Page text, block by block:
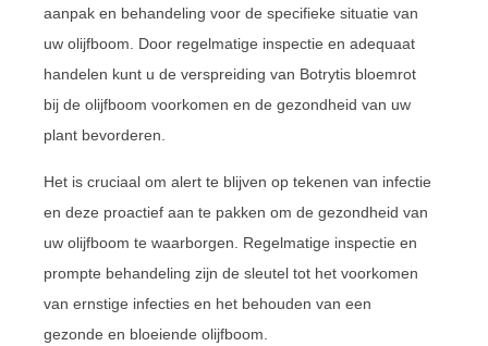
aanpak en behandeling voor de specifieke situatie van
uw olijfboom. Door regelmatige inspectie en adequaat
handelen kunt u de verspreiding van Botrytis bloemrot
bij de olijfboom voorkomen en de gezondheid van uw
plant bevorderen.
Het is cruciaal om alert te blijven op tekenen van infectie
en deze proactief aan te pakken om de gezondheid van
uw olijfboom te waarborgen. Regelmatige inspectie en
prompte behandeling zijn de sleutel tot het voorkomen
van ernstige infecties en het behouden van een
gezonde en bloeiende olijfboom.